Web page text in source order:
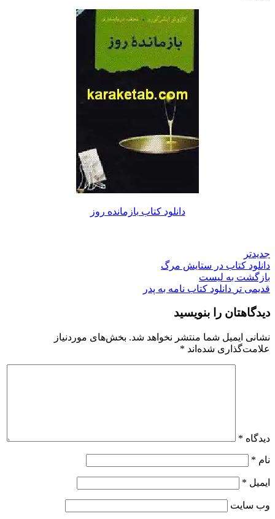
دانلود کتاب بازمانده روز
جدیدتر
دانلود کتاب در ستایش مرگ
بازگشت به لیست
قدیمی تر دانلود کتاب نامه به پدر
دیدگاهتان را بنویسید
نشانی ایمیل شما منتشر نخواهد شد. بخش‌های موردنیاز
علامت‌گذاری شده‌اند *
دیدگاه *
نام *
ایمیل *
وب‌ سایت